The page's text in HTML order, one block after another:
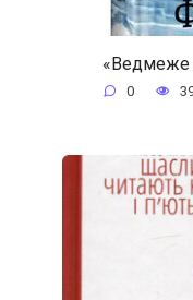
«Ведмеже
0